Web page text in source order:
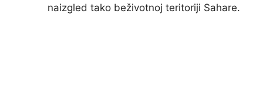
naizgled tako beživotnoj teritoriji Sahare.